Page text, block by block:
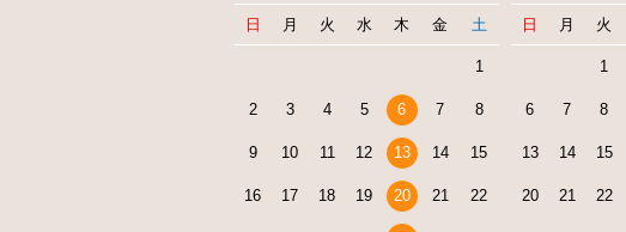
日 月 火 水 木 金 土
1
2 3 4 5 6 7 8
9 10 11 12 13 14 15
16 17 18 19 20 21 22
日 月 火
1
6 7 8
13 14 15
20 21 22